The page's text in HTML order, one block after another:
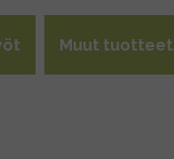
Muut tuotteet